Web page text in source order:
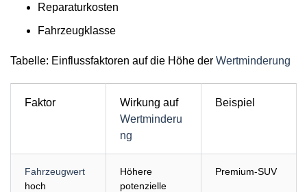
Reparaturkosten
Fahrzeugklasse
Tabelle: Einflussfaktoren auf die Höhe der Wertminderung
Faktor
Wirkung auf
Wertminderu
ng
Beispiel
Fahrzeugwert
hoch
Höhere
potenzielle
Premium-SUV